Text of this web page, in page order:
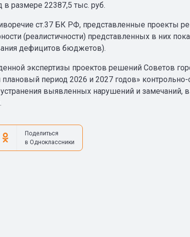
в размере 22387,5 тыс. руб.
ст.37 БК РФ, представленные проекты
(реалистичности) представленных в них
дефицитов бюджетов).
экспертизы проектов решений Советов
период 2026 и 2027 годов»
выявленных нарушений и
Поделиться
в Одноклассники